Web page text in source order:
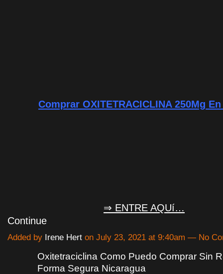
Comprar OXITETRACICLINA 250Mg
⇒ ENTRE AQUí…
Continue
Added by Irene Hert on July 23, 2021 at 9:40am — No
Oxitetraciclina Como Puedo Comprar Sin
Forma Segura Nicaragua